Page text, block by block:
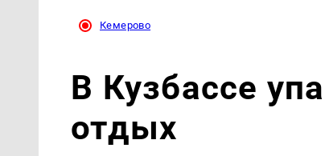
Кемерово
В Кузбассе
отдых